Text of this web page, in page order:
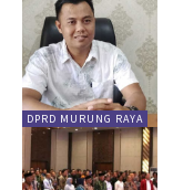
DPRD MURUNG RAYA